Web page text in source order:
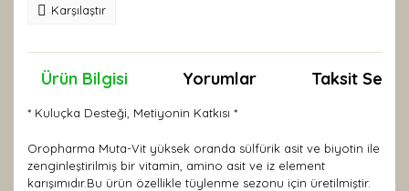
Karşılaştır
Ürün Bilgisi Yorumlar Taksit
* Kuluçka Desteği, Metiyonin Katkısı *
Oropharma Muta-Vit yüksek oranda sülfürik asit ve biyotin ile
zenginleştirilmiş bir vitamin, amino asit ve iz element
karışımıdır.Bu ürün özellikle tüylenme sezonu için üretilmiştir.